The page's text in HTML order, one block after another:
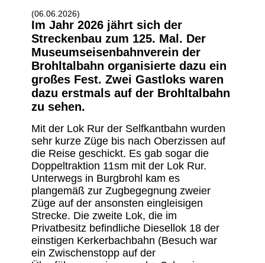
(06.06.2026)
Im Jahr 2026 jährt sich der
Streckenbau zum 125. Mal. Der
Museumseisenbahnverein der
Brohltalbahn organisierte dazu ein
großes Fest. Zwei Gastloks waren
dazu erstmals auf der Brohltalbahn
zu sehen.
Mit der Lok Rur der Selfkantbahn wurden
sehr kurze Züge bis nach Oberzissen auf
die Reise geschickt. Es gab sogar die
Doppeltraktion 11sm mit der Lok Rur.
Unterwegs in Burgbrohl kam es
plangemäß zur Zugbegegnung zweier
Züge auf der ansonsten eingleisigen
Strecke. Die zweite Lok, die im
Privatbesitz befindliche Diesellok 18 der
einstigen Kerkerbachbahn (Besuch war
ein Zwischenstopp auf der